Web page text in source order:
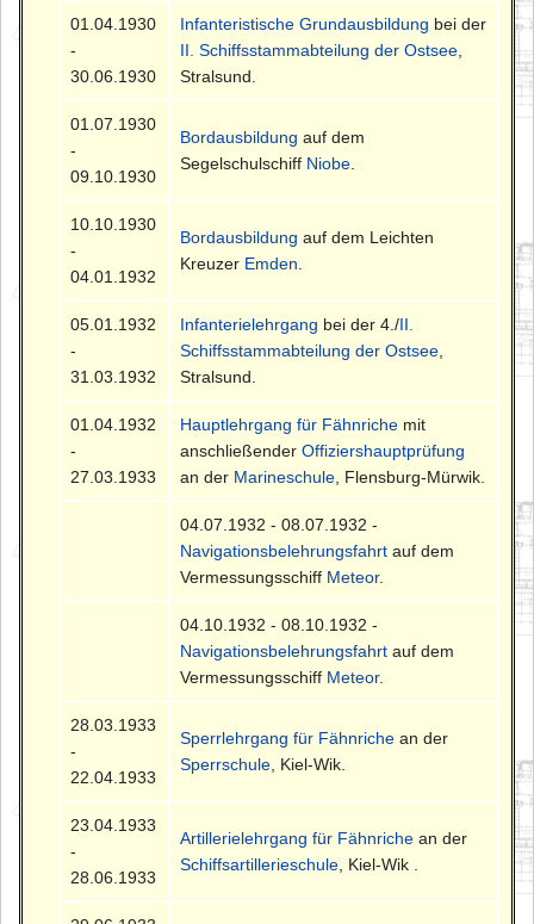
01.04.1930
-
30.06.1930
Infanteristische Grundausbildung bei der
II. Schiffsstammabteilung der Ostsee
Stralsund.
01.07.1930
-
09.10.1930
Bordausbildung auf dem
Segelschulschiff Niobe
10.10.1930
-
04.01.1932
Bordausbildung auf dem Leichten
Kreuzer Emden
05.01.1932
-
31.03.1932
Infanterielehrgang bei der 4./II.
Schiffsstammabteilung der Ostsee
Stralsund.
01.04.1932
-
27.03.1933
Hauptlehrgang für Fähnriche mit
anschließenderOffiziershauptprüfung
an der Marineschule , Flensburg-Mürwik.
04.07.1932 - 08.07.1932 -
Navigationsbelehrungsfahrt auf dem
Vermessungsschiff Meteor.
04.10.1932 - 08.10.1932 -
Navigationsbelehrungsfahrt auf dem
Vermessungsschiff Meteor.
28.03.1933
-
22.04.1933
Sperrlehrgang für Fähnriche an der
Sperrschule , Kiel-Wik.
23.04.1933
-
28.06.1933
Artillerielehrgang für Fähnriche an der
Schiffsartillerieschule , Kiel-Wik .